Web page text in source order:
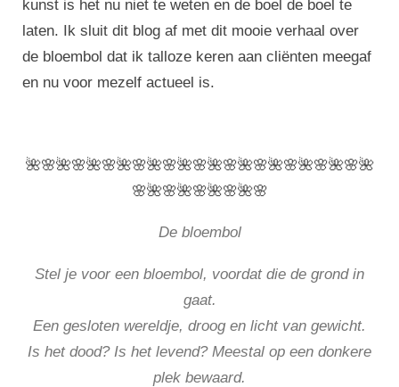
kunst is het nu niet te weten en de boel de boel te
laten. Ik sluit dit blog af met dit mooie verhaal over
de bloembol dat ik talloze keren aan cliënten meegaf
en nu voor mezelf actueel is.
🌺🌸🌺🌸🌺🌸🌺🌸🌺🌸🌺🌸🌺🌸🌺🌸🌺🌸🌺🌸🌺🌸🌺
🌸🌺🌸🌺🌸🌺🌸🌺🌸
De bloembol
Stel je voor een bloembol, voordat die de grond in
gaat.
Een gesloten wereldje, droog en licht van gewicht.
Is het dood? Is het levend? Meestal op een donkere
plek bewaard.